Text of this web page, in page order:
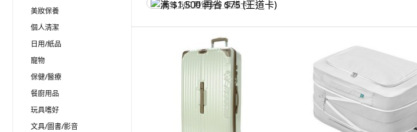
美妝保養
個人清潔
日用/紙品
寵物
保健/醫療
餐廚用品
玩具嗜好
文具/圖書/影音
满 $1,500 再省 $75 (王道卡)